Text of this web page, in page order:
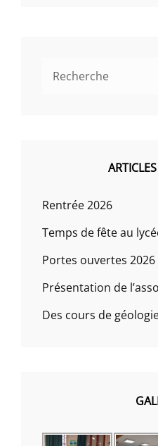
Rentrée 2026
Temps de fête au
Portes ouvertes 2026
Présentation de
Des cours de